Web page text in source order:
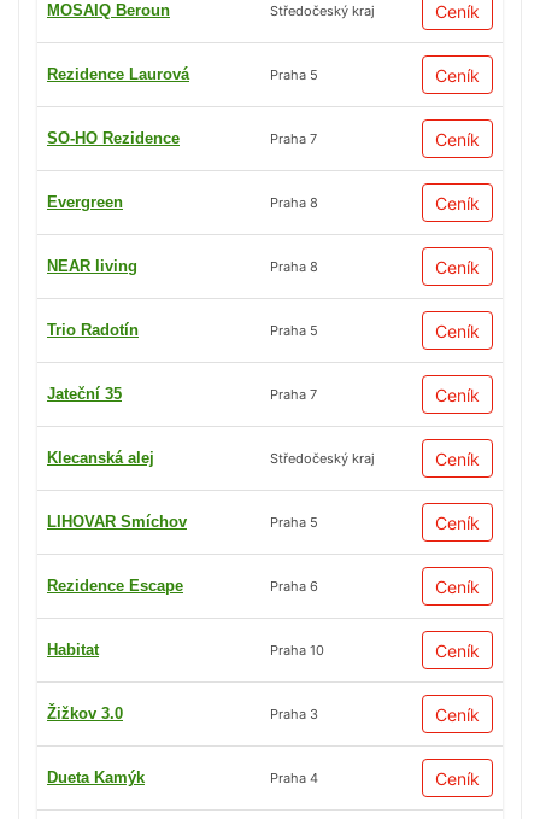
MOSAIQ Beroun Středočeský kraj Ceník
Rezidence Laurová Praha 5 Ceník
SO-HO Rezidence Praha 7 Ceník
Evergreen Praha 8 Ceník
NEAR living Praha 8 Ceník
Trio Radotín Praha 5 Ceník
Jateční 35 Praha 7 Ceník
Klecanská alej Středočeský kraj Ceník
LIHOVAR Smíchov Praha 5 Ceník
Rezidence Escape Praha 6 Ceník
Habitat Praha 10 Ceník
Žižkov 3.0 Praha 3 Ceník
Dueta Kamýk Praha 4 Ceník